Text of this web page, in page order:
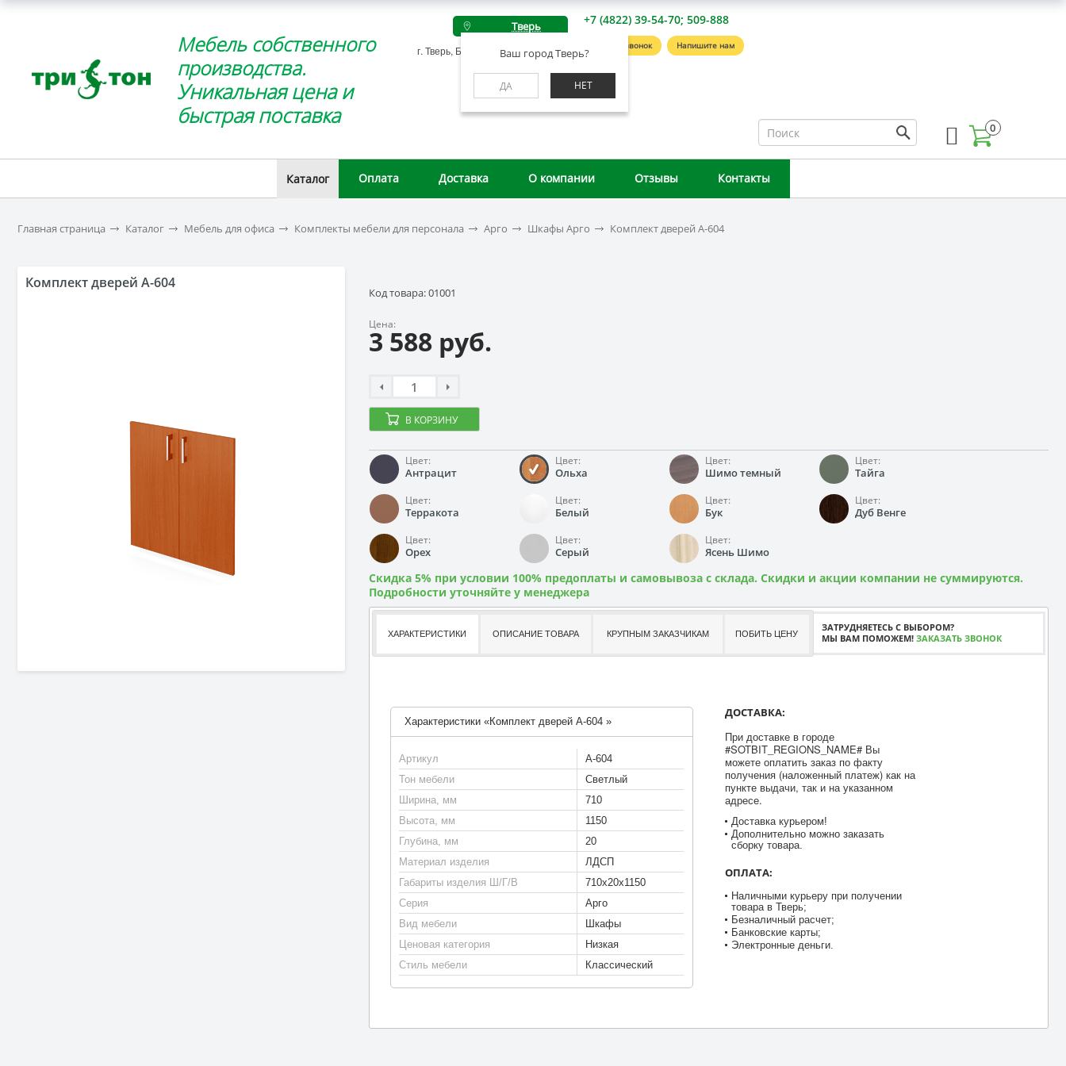
Мебель собственного
производства.
Уникальная цена и
быстрая поставка
Тверь
Ваш город Тверь?
ДА НЕТ
г. Тверь, Беляковский пер., д. 46А
+7 (4822) 39-54-70; 509-888
Заказать звонок Напишите нам
0
Каталог Оплата Доставка О компании Отзывы Контакты
Главная страница Каталог Мебель для офиса Комплекты мебели для персонала Арго Шкафы Арго Комплект дверей А-604
Комплект дверей А-604
Код товара: 01001
Цена:
3 588 руб.
В КОРЗИНУ
Цвет:
Антрацит
Цвет:
Ольха
Цвет:
Шимо темный
Цвет:
Тайга
Цвет:
Терракота
Цвет:
Белый
Цвет:
Бук
Цвет:
Дуб Венге
Цвет:
Орех
Цвет:
Серый
Цвет:
Ясень Шимо
Скидка 5% при условии 100% предоплаты и самовывоза с склада. Скидки и акции компании не суммируются.
Подробности уточняйте у менеджера
ХАРАКТЕРИСТИКИ ОПИСАНИЕ ТОВАРА КРУПНЫМ ЗАКАЗЧИКАМ ПОБИТЬ ЦЕНУ
ЗАТРУДНЯЕТЕСЬ С ВЫБОРОМ?
МЫ ВАМ ПОМОЖЕМ! ЗАКАЗАТЬ ЗВОНОК
Характеристики «Комплект дверей А-604 »
Артикул
А-604
Тон мебели
Светлый
Ширина, мм
710
Высота, мм
1150
Глубина, мм
20
Материал изделия
ЛДСП
Габариты изделия Ш/Г/В
710х20х1150
Серия
Арго
Вид мебели
Шкафы
Ценовая категория
Низкая
Стиль мебели
Классический
ДОСТАВКА:
При доставке в городе
#SOTBIT_REGIONS_NAME# Вы
можете оплатить заказ по факту
получения (наложенный платеж) как на
пункте выдачи, так и на указанном
адресе.
Доставка курьером!
Дополнительно можно заказать
сборку товара.
ОПЛАТА:
Наличными курьеру при получении
товара в Тверь;
Безналичный расчет;
Банковские карты;
Электронные деньги.